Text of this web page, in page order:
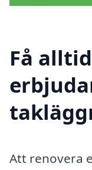
Få
Att renovera